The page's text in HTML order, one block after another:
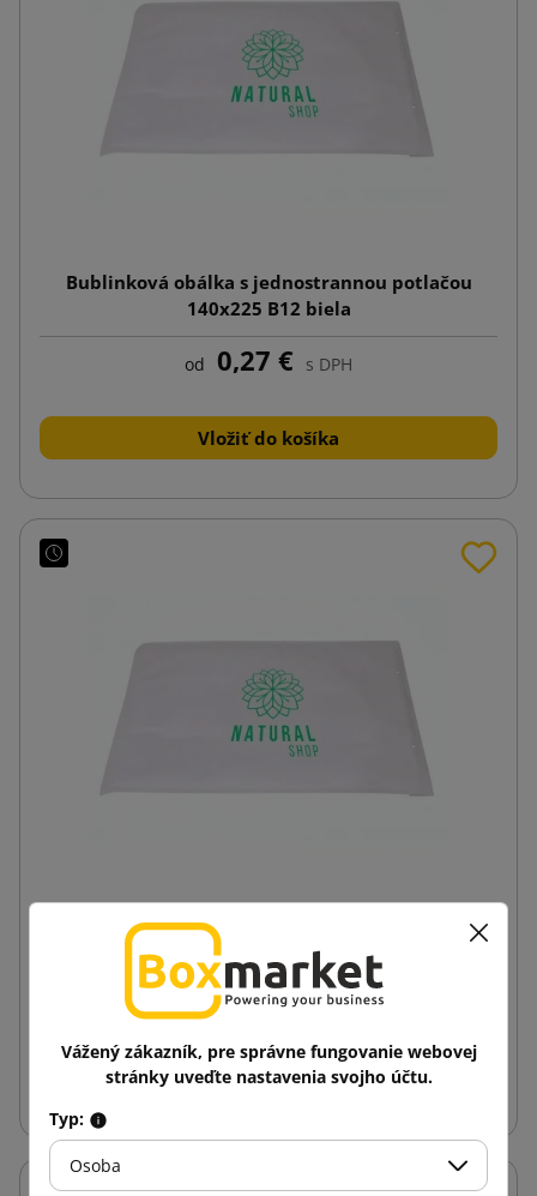
Bublinková obálka s jednostrannou potlačou
140x225 B12 biela
od 0,27 € s DPH
Vložiť do košíka
Bublinková obálka s jednostrannou potlačou
170x225 C13 biela
0,28 € s DPH
Vložiť do košíka
Vážený zákazník, pre správne fungovanie webovej
stránky uveďte nastavenia svojho účtu.
Typ:
Osoba